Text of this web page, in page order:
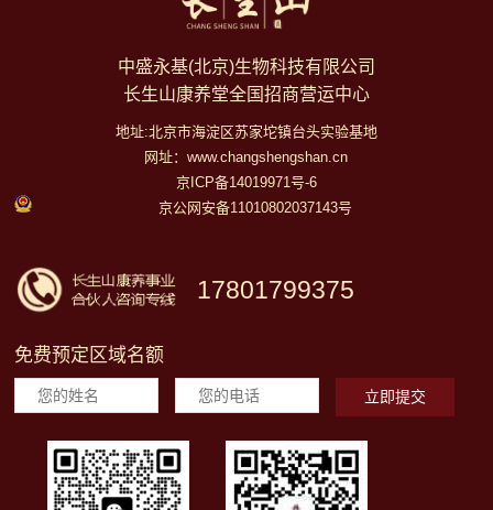
中盛永基(北京)生物科技有限公司
长生山康养堂全国招商营运中心
地址:北京市海淀区苏家坨镇台头实验基地
网址：www.changshengshan.cn
京ICP备14019971号-6
京公网安备11010802037143号
17801799375
免费预定区域名额
立即提交